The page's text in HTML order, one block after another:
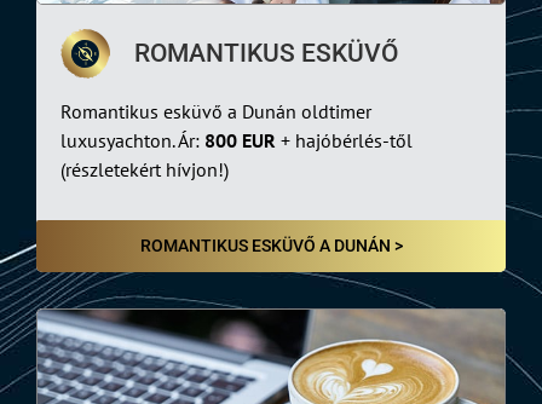
ROMANTIKUS ESKÜVŐ
Romantikus esküvő a Dunán oldtimer
luxusyachton. Ár: 800 EUR + hajóbérlés-től
(részletekért hívjon!)
ROMANTIKUS ESKÜVŐ A DUNÁN >